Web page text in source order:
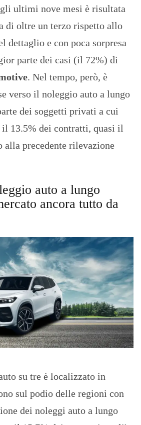
ultimi nove mesi è risultata
di oltre un terzo rispetto allo
dettaglio e con poca sorpresa
parte dei casi (il 72%) di
. Nel tempo, però, è
verso il noleggio auto a lungo
dei soggetti privati a cui
13.5% dei contratti, quasi il
alla precedente rilevazione
auto a lungo
ancora tutto da
su tre è localizzato in
sul podio delle regioni con
dei noleggi auto a lungo